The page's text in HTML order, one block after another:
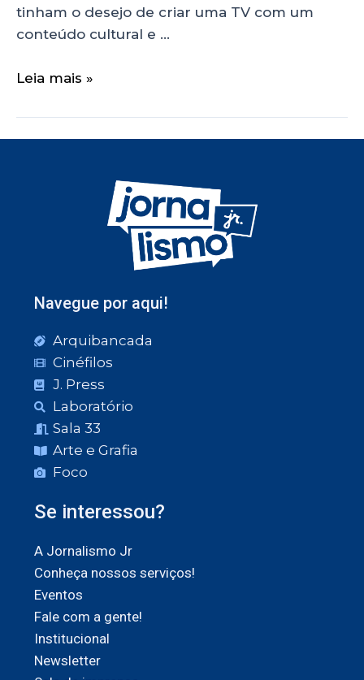
tinham o desejo de criar uma TV com um
conteúdo cultural e …
Leia mais »
Navegue por aqui!
Arquibancada
Cinéfilos
J. Press
Laboratório
Sala 33
Arte e Grafia
Foco
Se interessou?
A Jornalismo Jr
Conheça nossos serviços!
Eventos
Fale com a gente!
Institucional
Newsletter